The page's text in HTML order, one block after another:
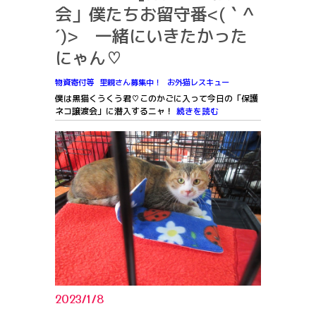
会」僕たちお留守番<(｀^
´)> 一緒にいきたかった
にゃん♡
物資寄付等 里親さん募集中！ お外猫レスキュー
僕は黒猫くうくう君♡このかごに入って今日の「保護
ネコ譲渡会」に潜入するニャ！ 続きを読む
2023/1/8